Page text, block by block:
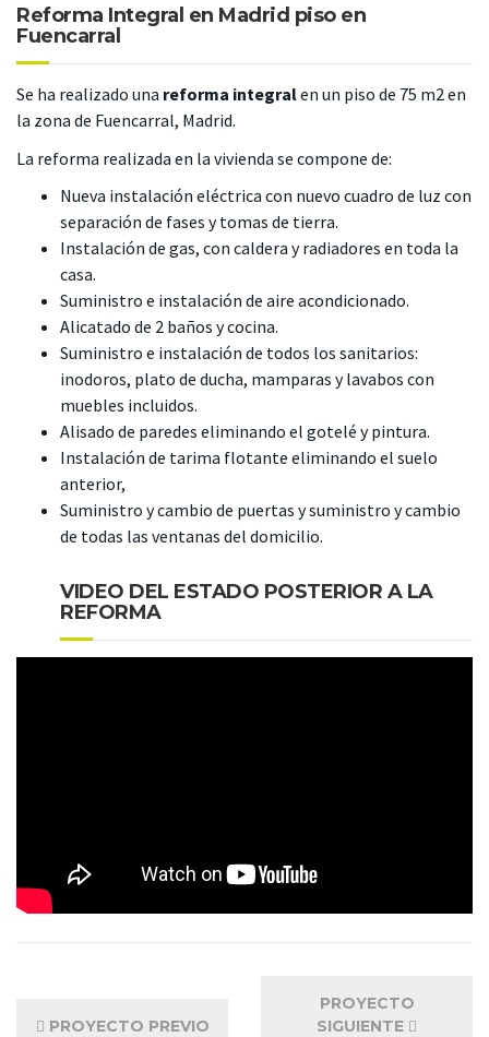
Reforma Integral en Madrid piso en
Fuencarral
Se ha realizado una reforma integralen un piso de 75 m2 en
la zona de Fuencarral, Madrid.
La reforma realizada en la vivienda se compone de:
Nueva instalación eléctrica con nuevo cuadro de luz con
separación de fases y tomas de tierra.
Instalación de gas, con caldera y radiadores en toda la
casa.
Suministro e instalación de aire acondicionado.
Alicatado de 2 baños y cocina.
Suministro e instalación de todos los sanitarios:
inodoros, plato de ducha, mamparas y lavabos con
muebles incluidos.
Alisado de paredes eliminando el gotelé y pintura.
Instalación de tarima flotante eliminando el suelo
anterior,
Suministro y cambio de puertas y suministro y cambio
de todas las ventanas del domicilio.
VIDEO DEL ESTADO POSTERIOR A LA
REFORMA
PROYECTO PREVIO
PROYECTO
SIGUIENTE